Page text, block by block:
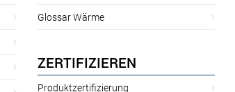
Glossar Wärme
ZERTIFIZIEREN
Produktzertifizierung